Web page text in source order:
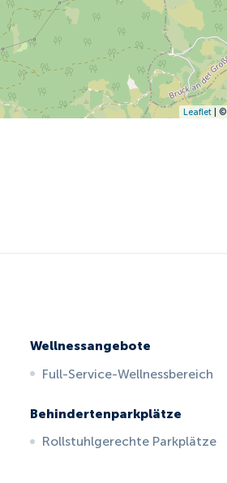
Leaflet| ©
Wellnessangebote
Full-Service-Wellnessbereich
Behindertenparkplätze
Rollstuhlgerechte Parkplätze